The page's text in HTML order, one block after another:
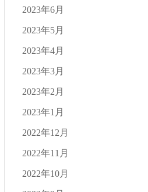
2023年6月
2023年5月
2023年4月
2023年3月
2023年2月
2023年1月
2022年12月
2022年11月
2022年10月